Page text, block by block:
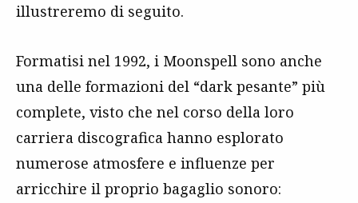
illustreremo di seguito.
Formatisi nel 1992, i Moonspell sono anche
una delle formazioni del “dark pesante” più
complete, visto che nel corso della loro
carriera discografica hanno esplorato
numerose atmosfere e influenze per
arricchire il proprio bagaglio sonoro: